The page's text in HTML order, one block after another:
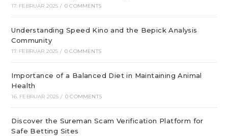
17. FEBRUAR 2025 / 0 COMMENTS
Understanding Speed Kino and the Bepick Analysis
Community
17. FEBRUAR 2025 / 0 COMMENTS
Importance of a Balanced Diet in Maintaining Animal
Health
16. FEBRUAR 2025 / 0 COMMENTS
Discover the Sureman Scam Verification Platform for
Safe Betting Sites